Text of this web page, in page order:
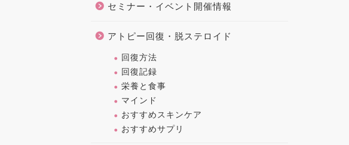
セミナー・イベント開催情報
アトピー回復・脱ステロイド
回復方法
回復記録
栄養と食事
マインド
おすすめスキンケア
おすすめサプリ